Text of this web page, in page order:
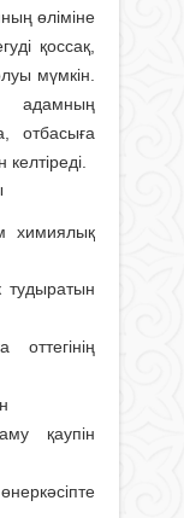
өліміне
қоссақ,
мүмкін.
адамның
отбасыға
химиялық
тудыратын
қаупін